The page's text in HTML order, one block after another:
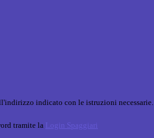
indicato con le istruzioni necessarie.
tramite la Login Spaggiari